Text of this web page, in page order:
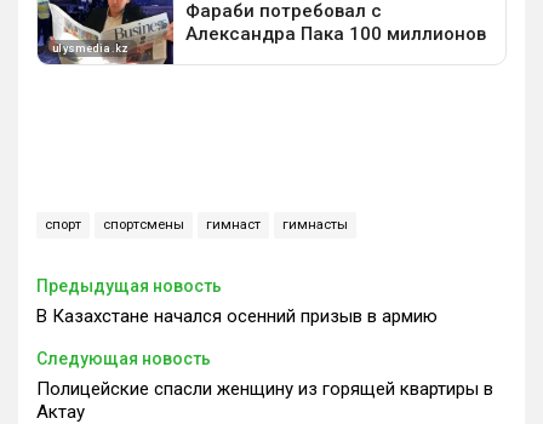
спорт спортсмены гимнаст гимнасты
Предыдущая новость
В Казахстане начался осенний призыв в армию
Следующая новость
Полицейские спасли женщину из горящей квартиры в
Актау